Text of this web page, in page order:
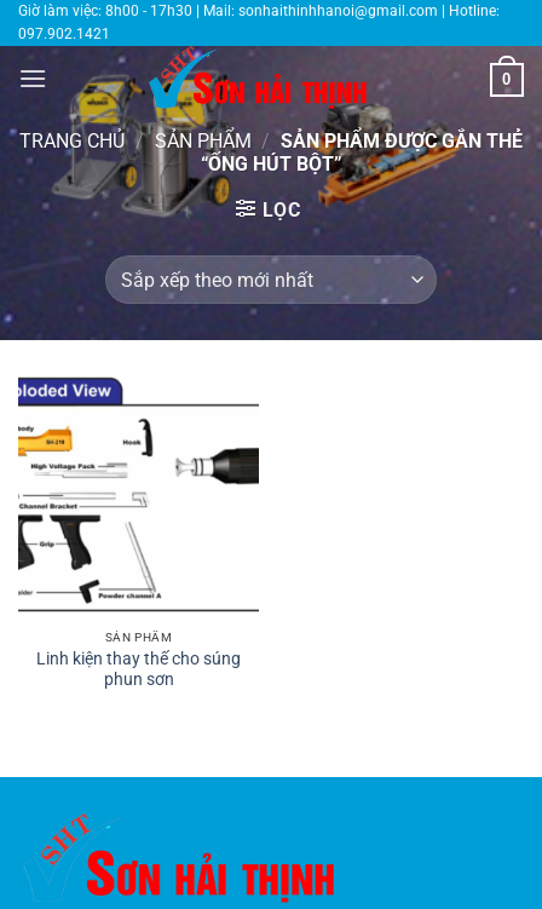
Bỏ
qua
nội
Giờ làm việc: 8h00 - 17h30 | Mail: sonhaithinhhanoi@gmail.com | Hotline:
097.902.1421
0
TRANG CHỦ / SẢN PHẨM / SẢN PHẨM ĐƯỢC GẮN THẺ
“ỐNG HÚT BỘT”
LỌC
SẢN PHẨM
Linh kiện thay thế cho súng
phun sơn